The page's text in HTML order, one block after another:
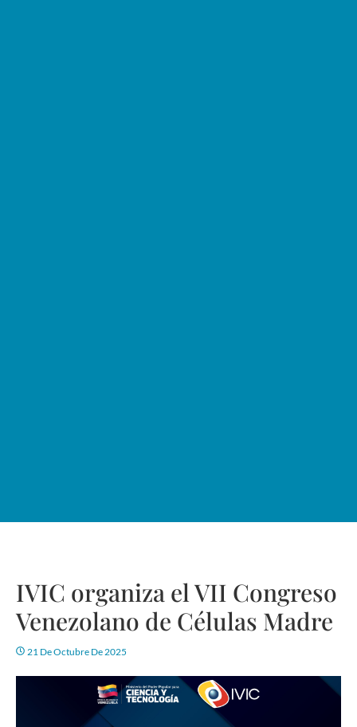
IVIC organiza el VII Congreso
Venezolano de Células Madre
21 De Octubre De 2025